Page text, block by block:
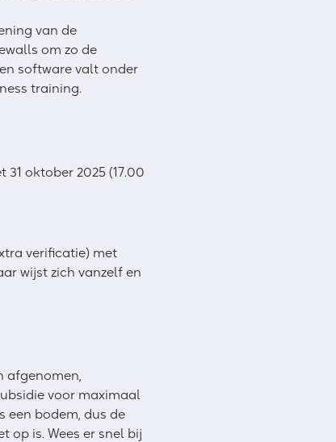
van de
om zo de
software valt onder
training.
oktober 2025 (17.00
verificatie) met
wijst zich vanzelf en
afgenomen,
voor maximaal
een bodem, dus de
is. Wees er snel bij